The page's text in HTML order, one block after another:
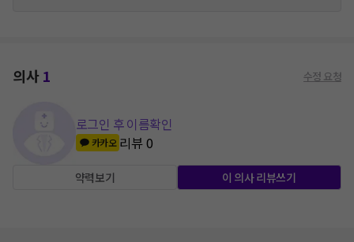
의사1 수정 요청
로그인 후 이름확인
카카오 리뷰0
약력보기 이 의사 리뷰쓰기